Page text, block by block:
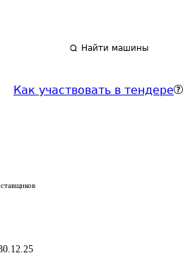
Найти машины
Как участвовать в тендере